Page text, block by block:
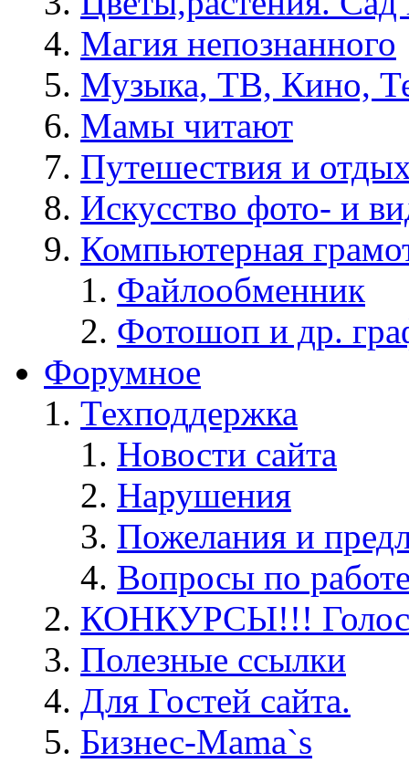
Магия непознанного
Музыка, ТВ, Кино,
Мамы читают
Путешествия и
Искусство фото- и
Компьютерная
Файлообменник
Фотошоп и др.
Форумное
Техподдержка
Новости сайта
Нарушения
Пожелания и
Вопросы по
КОНКУРСЫ!!!
Полезные ссылки
Для Гостей сайта.
Бизнес-Mama`s